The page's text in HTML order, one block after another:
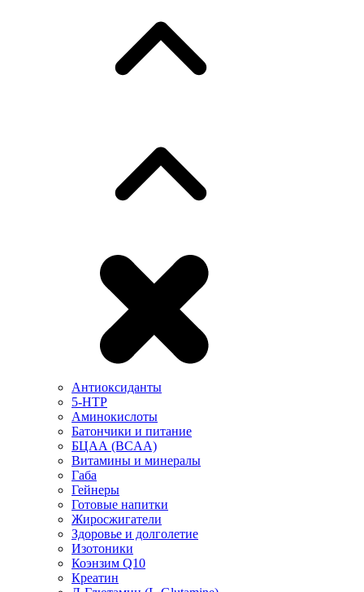
Антиоксиданты
5-HTP
Аминокислоты
Батончики и питание
БЦАА (BCAA)
Витамины и минералы
Габа
Гейнеры
Готовые напитки
Жиросжигатели
Здоровье и долголетие
Изотоники
Коэнзим Q10
Креатин